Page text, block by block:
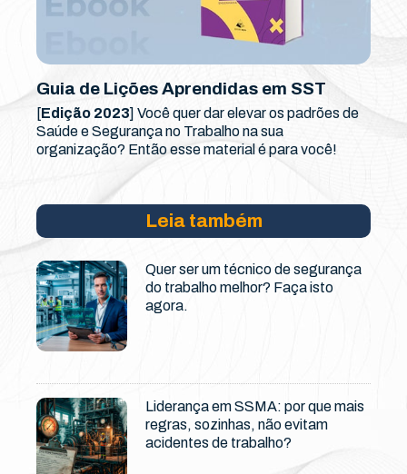
Guia de Lições Aprendidas em SST
[Edição 2023] Você quer dar elevar os padrões de
Saúde e Segurança no Trabalho na sua
organização? Então esse material é para você!
Leia também
Quer ser um técnico de segurança
do trabalho melhor? Faça isto
agora.
Liderança em SSMA: por que mais
regras, sozinhas, não evitam
acidentes de trabalho?